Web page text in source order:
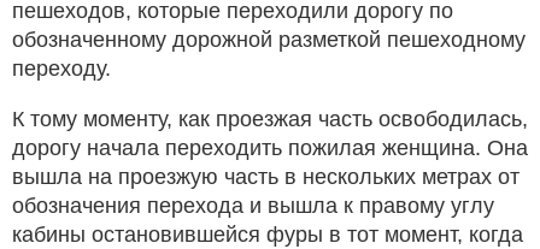
пешеходов, которые переходили дорогу по
обозначенному дорожной разметкой пешеходному
переходу.
К тому моменту, как проезжая часть освободилась,
дорогу начала переходить пожилая женщина. Она
вышла на проезжую часть в нескольких метрах от
обозначения перехода и вышла к правому углу
кабины остановившейся фуры в тот момент, когда